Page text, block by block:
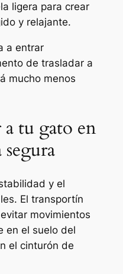
ligera para crear
y relajante.
a entrar
de trasladar a
mucho menos
tu gato en
y el
El transportín
movimientos
en el suelo del
el cinturón de